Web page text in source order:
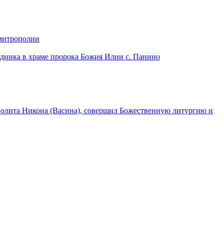
в храме пророка Божия Илии с. Панино
Никона (Васина), совершил Божественную литургию и